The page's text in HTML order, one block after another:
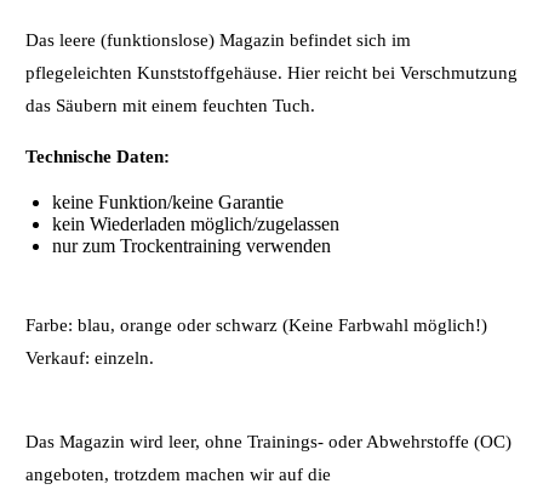
Das leere (funktionslose) Magazin befindet sich im
pflegeleichten Kunststoffgehäuse. Hier reicht bei Verschmutzung
das Säubern mit einem feuchten Tuch.
Technische Daten:
keine Funktion/keine Garantie
kein Wiederladen möglich/zugelassen
nur zum Trockentraining verwenden
Farbe: blau, orange oder schwarz (Keine Farbwahl möglich!)
Verkauf: einzeln.
Das Magazin wird leer, ohne Trainings- oder Abwehrstoffe (OC)
angeboten, trotzdem machen wir auf die